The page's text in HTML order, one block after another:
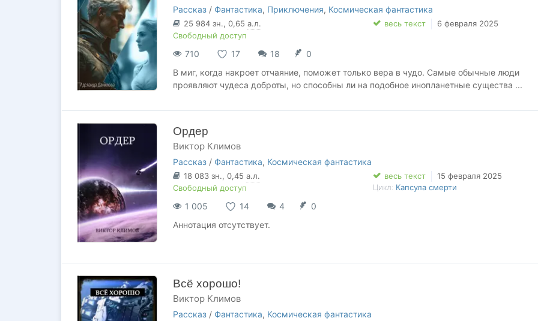
Рассказ / Фантастика, Приключения, Космическая фантастика
25 984 зн., 0,65 а.л.
Свободный доступ
весь текст 6 февраля 2025
710 17 18
0
В миг, когда накроет отчаяние, поможет только вера в чудо. Самые обычные люди
проявляют чудеса доброты, но способны ли на подобное инопланетные существа ...
Ордер
Виктор Климов
Рассказ / Фантастика, Космическая фантастика
18 083 зн., 0,45 а.л.
Свободный доступ
весь текст
15 февраля 2025
Цикл: Капсула смерти
1 005 14 4
0
Аннотация отсутствует.
Всё хорошо!
Виктор Климов
Рассказ / Фантастика, Космическая фантастика